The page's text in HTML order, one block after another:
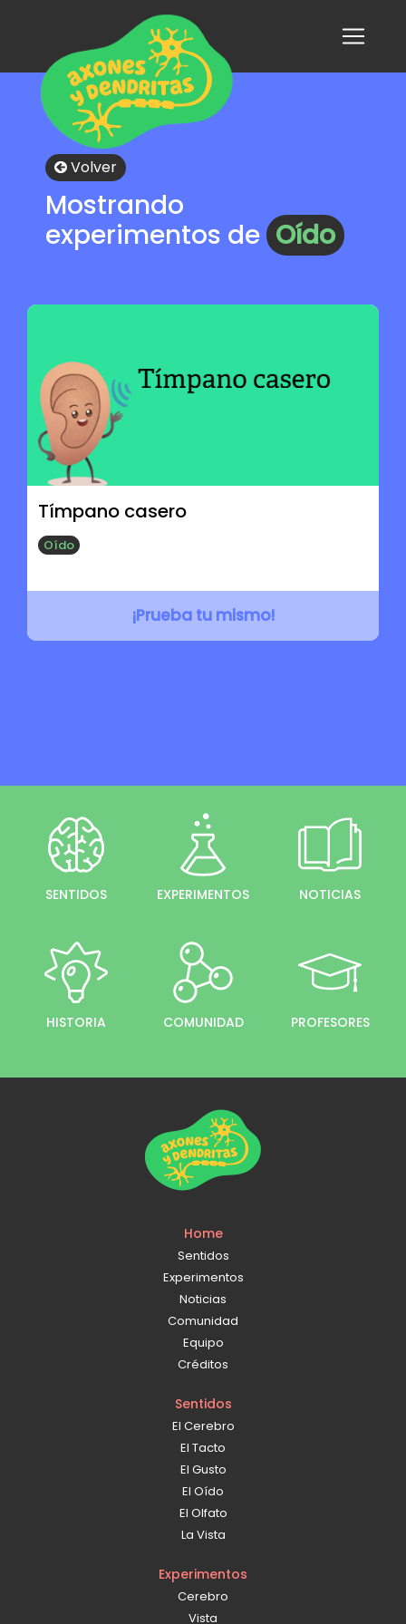
Volver
Mostrando
experimentos de Oído
Tímpano casero
Oído
¡Prueba tu mismo!
SENTIDOS EXPERIMENTOS NOTICIAS
HISTORIA COMUNIDAD PROFESORES
Home
Sentidos
Experimentos
Noticias
Comunidad
Equipo
Créditos
Sentidos
El Cerebro
El Tacto
El Gusto
El Oído
El Olfato
La Vista
Experimentos
Cerebro
Vista